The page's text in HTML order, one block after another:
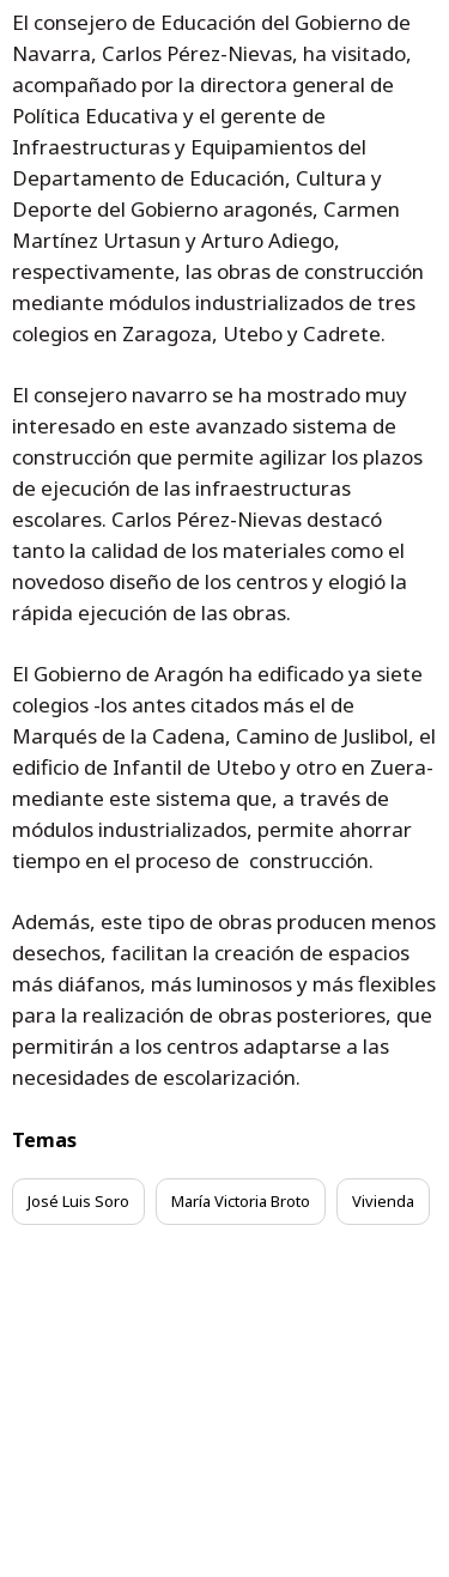
El consejero de Educación del Gobierno de
Navarra, Carlos Pérez-Nievas, ha visitado,
acompañado por la directora general de
Política Educativa y el gerente de
Infraestructuras y Equipamientos del
Departamento de Educación, Cultura y
Deporte del Gobierno aragonés, Carmen
Martínez Urtasun y Arturo Adiego,
respectivamente, las obras de construcción
mediante módulos industrializados de tres
colegios en Zaragoza, Utebo y Cadrete.
El consejero navarro se ha mostrado muy
interesado en este avanzado sistema de
construcción que permite agilizar los plazos
de ejecución de las infraestructuras
escolares. Carlos Pérez-Nievas destacó
tanto la calidad de los materiales como el
novedoso diseño de los centros y elogió la
rápida ejecución de las obras.
El Gobierno de Aragón ha edificado ya siete
colegios -los antes citados más el de
Marqués de la Cadena, Camino de Juslibol, el
edificio de Infantil de Utebo y otro en Zuera-
mediante este sistema que, a través de
módulos industrializados, permite ahorrar
tiempo en el proceso de construcción.
Además, este tipo de obras producen menos
desechos, facilitan la creación de espacios
más diáfanos, más luminosos y más flexibles
para la realización de obras posteriores, que
permitirán a los centros adaptarse a las
necesidades de escolarización.
Temas
José Luis Soro María Victoria Broto Vivienda